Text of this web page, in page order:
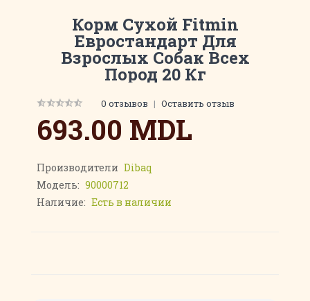
Корм Сухой Fitmin
Евростандарт Для
Взрослых Собак Всех
Пород 20 Кг
0 отзывов | Оставить отзыв
693.00 MDL
Производители Dibaq
Модель: 90000712
Наличие: Есть в наличии